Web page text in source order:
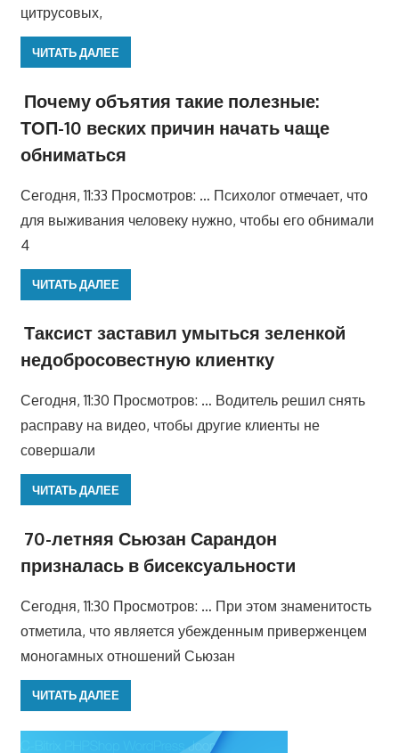
цитрусовых,
ЧИТАТЬ ДАЛЕЕ
Почему объятия такие полезные:
ТОП-10 веских причин начать чаще
обниматься
Сегодня, 11:33 Просмотров: … Психолог отмечает, что
для выживания человеку нужно, чтобы его обнимали
4
ЧИТАТЬ ДАЛЕЕ
Таксист заставил умыться зеленкой
недобросовестную клиентку
Сегодня, 11:30 Просмотров: … Водитель решил снять
расправу на видео, чтобы другие клиенты не
совершали
ЧИТАТЬ ДАЛЕЕ
70-летняя Сьюзан Сарандон
призналась в бисексуальности
Сегодня, 11:30 Просмотров: … При этом знаменитость
отметила, что является убежденным приверженцем
моногамных отношений Сьюзан
ЧИТАТЬ ДАЛЕЕ